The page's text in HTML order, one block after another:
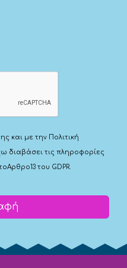
και με την Πολιτική
διαβάσει τις πληροφορίες
Αρθρο13 του GDPR.